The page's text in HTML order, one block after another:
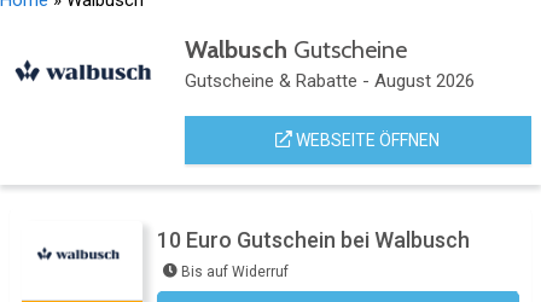
Walbusch Gutscheine
Gutscheine & Rabatte - August 2026
WEBSEITE ÖFFNEN
10 Euro Gutschein bei Walbusch
Bis auf Widerruf